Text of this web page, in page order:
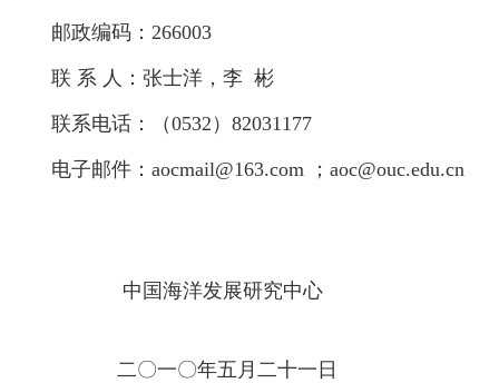
邮政编码：266003
联 系 人：张士洋，李 彬
联系电话：（0532）82031177
电子邮件：aocmail@163.com ；aoc@ouc.edu.cn
中国海洋发展研究中心
二〇一〇年五月二十一日